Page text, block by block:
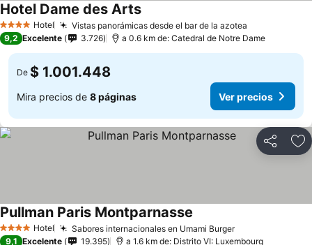
4 EstrellasHotel Vistas panorámicas desde el bar de la azotea
Hotel Dame des ArtsVer precios
9,2 Excelente 3.726 a 0.6 km de: Catedral de Notre Dame
De $ 1.001.448
Mira precios de 8 páginas Ver precios
Compartir
4 EstrellasHotel Sabores internacionales en Umami BurgerVer precios
Pullman Paris Montparnasse
9,1 Excelente 19.395 a 1.6 km de: Distrito VI: Luxembourg